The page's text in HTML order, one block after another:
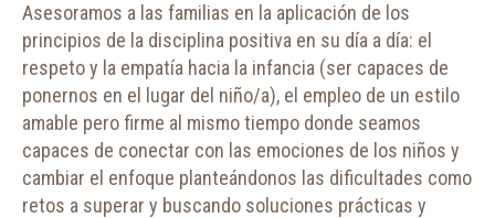
Asesoramos a las familias en la aplicación de los
principios de la disciplina positiva en su día a día: el
respeto y la empatía hacia la infancia (ser capaces de
ponernos en el lugar del niño/a), el empleo de un estilo
amable pero firme al mismo tiempo donde seamos
capaces de conectar con las emociones de los niños y
cambiar el enfoque planteándonos las dificultades como
retos a superar y buscando soluciones prácticas y